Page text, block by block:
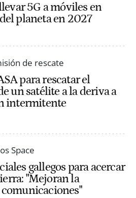
5G a móviles en
planeta en 2027
para rescatar el
un satélite a la deriva a
intermitente
gallegos para acercar
"Mejoran la